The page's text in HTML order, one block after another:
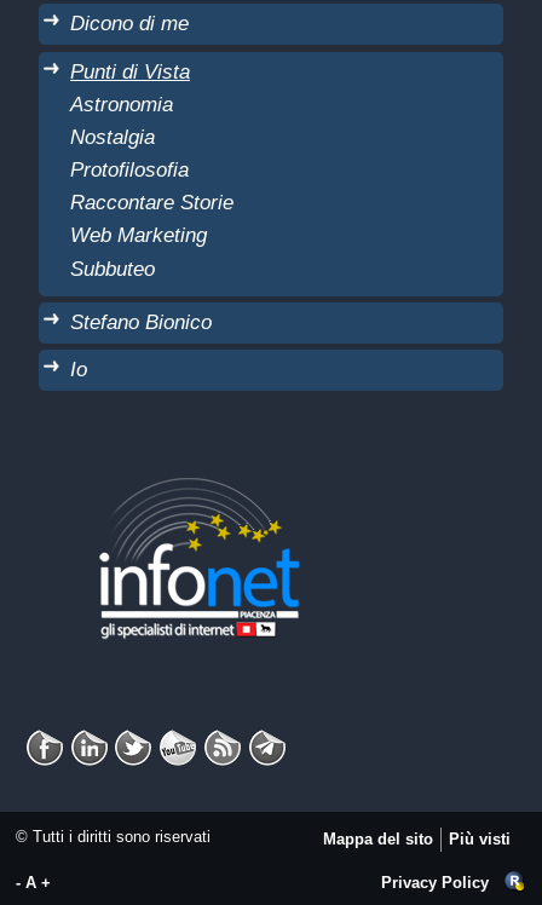
Dicono di me
Punti di Vista
Astronomia
Nostalgia
Protofilosofia
Raccontare Storie
Web Marketing
Subbuteo
Stefano Bionico
Io
© Tutti i diritti sono riservati Mappa del sito Più visti
Privacy Policy
- A +